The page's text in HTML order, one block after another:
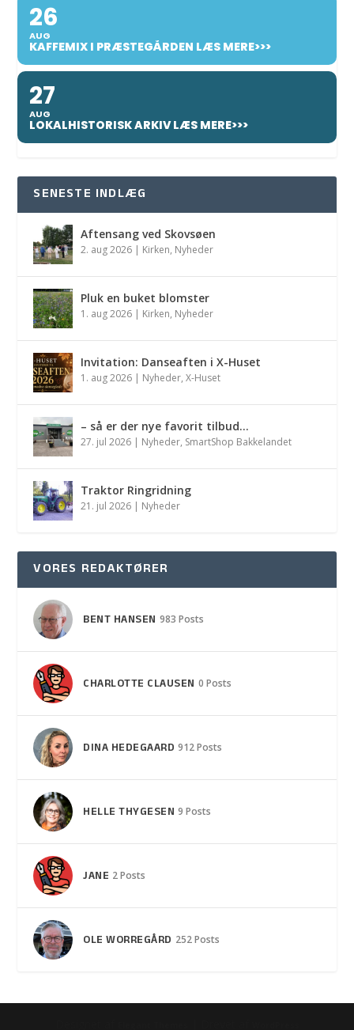
26
AUG
KAFFEMIX I PRÆSTEGÅRDEN LÆS MERE>>>
27
AUG
LOKALHISTORISK ARKIV LÆS MERE>>>
SENESTE INDLÆG
Aftensang ved Skovsøen
2. aug 2026 | Kirken, Nyheder
Pluk en buket blomster
1. aug 2026 | Kirken, Nyheder
Invitation: Danseaften i X-Huset
1. aug 2026 | Nyheder,X-Huset
– så er der nye favorit tilbud…
27. jul 2026 | Nyheder, SmartShop Bakkelandet
Traktor Ringridning
21. jul 2026 | Nyheder
VORES REDAKTØRER
BENT HANSEN 983 Posts
CHARLOTTE CLAUSEN 0 Posts
DINA HEDEGAARD 912 Posts
HELLE THYGESEN 9 Posts
JANE 2 Posts
OLE WORREGÅRD 252 Posts